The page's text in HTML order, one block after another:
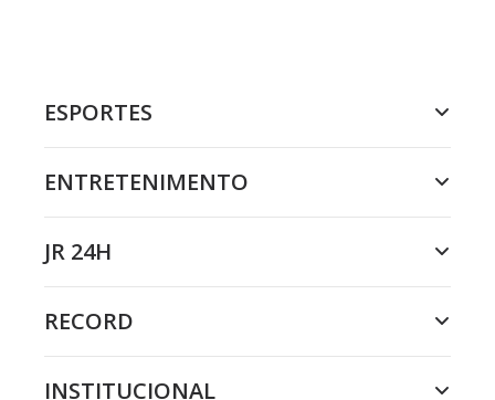
ESPORTES
ENTRETENIMENTO
JR 24H
RECORD
INSTITUCIONAL